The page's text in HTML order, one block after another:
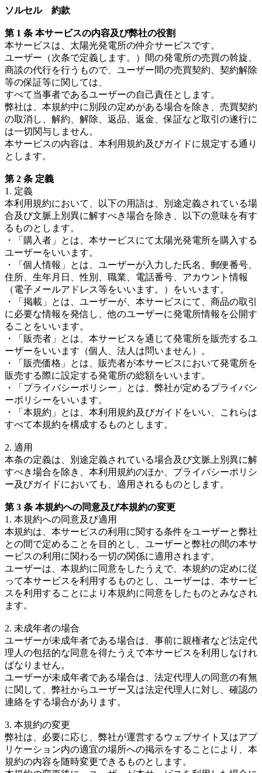
ソルセル 約款
第 1 条 本サービスの内容及び弊社の役割
本サービスは、太陽光発電所の仲介サービスです。
ユーザー（次条で定義します。）間の発電所の売買の斡旋、
商談の代行を行うもので、ユーザー間の売買契約、契約解除
等の保証等に関しては、
すべて当事者であるユーザーの自己責任とします。
弊社は、本規約中に別段の定めがある場合を除き、売買契約
の取消し、解約、解除、返品、返金、保証など取引の遂行に
は一切関与しません。
本サービスの内容は、本利用規約及びガイドに規定する通り
とします。
第 2 条 定義
1. 定義
本利用規約において、以下の用語は、別途定義されている場
合及び文脈上別異に解すべき場合を除き、以下の意味を有す
るものとします。
・「購入者」とは、本サービスにて太陽光発電所を購入する
ユーザーをいいます。
・「個人情報」とは、ユーザーが入力した氏名、郵便番号、
住所、生年月日、性別、職業、電話番号、アカウント情報
（電子メールアドレス等をいいます。）をいいます。
・「掲載」とは、ユーザーが、本サービスにて、商品の取引
に必要な情報を発信し、他のユーザーに発電所情報を公開す
ることをいいます。
・「販売者」とは、本サービスを通じて発電所を販売するユ
ーザーをいいます（個人、法人は問いません）。
・「販売価格」とは、販売者が本サービスにおいて発電所を
販売する際に設定する発電所の総額をいいます。
・「プライバシーポリシー」とは、弊社が定めるプライバシ
ーポリシーをいいます。
・「本規約」とは、本利用規約及びガイドをいい、これらは
すべて本規約を構成するものとします。
2. 適用
本条の定義は、別途定義されている場合及び文脈上別異に解
すべき場合を除き、本利用規約のほか、プライバシーポリシ
ー及びガイドにおいても、適用されるものとします。
第 3 条 本規約への同意及び本規約の変更
1. 本規約への同意及び適用
本規約は、本サービスの利用に関する条件をユーザーと弊社
との間で定めることを目的とし、ユーザーと弊社の間の本サ
ービスの利用に関わる一切の関係に適用されます。
ユーザーは、本規約に同意をしたうえで、本規約の定めに従
って本サービスを利用するものとし、ユーザーは、本サービ
スを利用することにより本規約に同意をしたものとみなされ
ます。
2. 未成年者の場合
ユーザーが未成年者である場合は、事前に親権者など法定代
理人の包括的な同意を得たうえで本サービスを利用しなけれ
ばなりません。
ユーザーが未成年者である場合は、法定代理人の同意の有無
に関して、弊社からユーザー又は法定代理人に対し、確認の
連絡をする場合があります。
3. 本規約の変更
弊社は、必要に応じ、弊社が運営するウェブサイト又はアプ
リケーション内の適宜の場所への掲示をすることにより、本
規約の内容を随時変更できるものとします。